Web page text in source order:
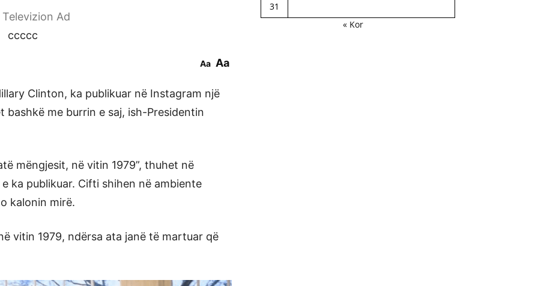
Ad
ccccc
Aa Aa
Clinton, ka publikuar në Instagram një
me burrin e saj, ish-Presidentin
mëngjesit, në vitin 1979”, thuhet në
ka publikuar. Cifti shihen në ambiente
kalonin mirë.
vitin 1979, ndërsa ata janë të martuar që
31
« Kor